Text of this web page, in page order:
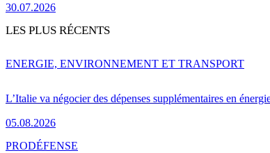
30.07.2026
LES PLUS RÉCENTS
L’Italie va négocier des dépenses supplémentaires en
05.08.2026
ENERGIE, ENVIRONNEMENT ET TRANSPORT
PRODÉFENSE